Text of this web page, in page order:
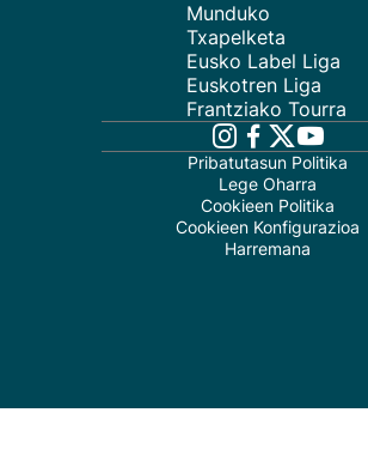
Munduko
Txapelketa
Eusko Label Liga
Euskotren Liga
Frantziako Tourra
Pribatutasun Politika
Lege Oharra
Cookieen Politika
Cookieen Konfigurazioa
Harremana